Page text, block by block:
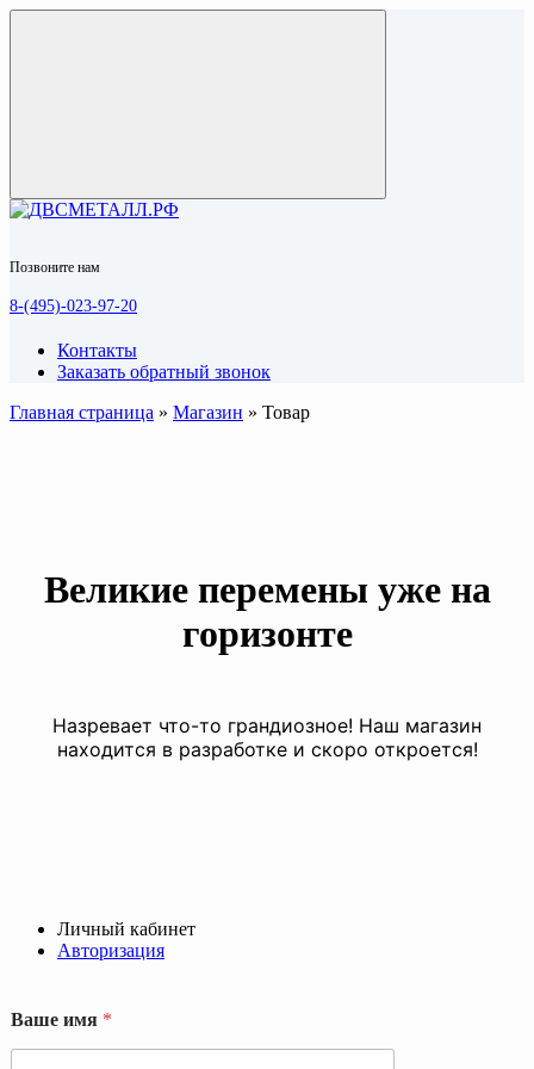
Позвоните нам
8-(495)-023-97-20
Контакты
Заказать обратный звонок
Главная страница » Магазин » Товар
Великие перемены уже на
горизонте
Назревает что-то грандиозное! Наш магазин
находится в разработке и скоро откроется!
Личный кабинет
Авторизация
Ваше имя *